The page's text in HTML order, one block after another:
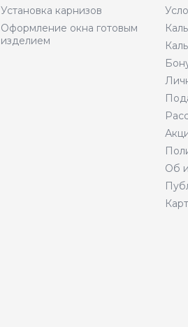
Установка карнизов
Оформление окна готовым
изделием
Об